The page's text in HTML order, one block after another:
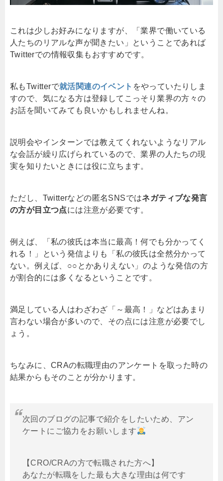
これは少しお好みになりますが、「業界で働いている
人たちのリアルな声が聞きたい」ということであれば
Twitterでの情報収集もおすすめです。
私もTwitterで就活関連のイベント をやっていたりしま
すので、気になる方は登録してこっそり業界の方々の
お話を聞いてみても良いかもしれませんね。
説明会やインターンでは教えてくれないようなリアル
な会話が繰り広げられているので、業界の人たちの現
実を知りたいときには役に立ちます。
ただし、Twitterなどの匿名SNSではネガティブな発言
の方が目立つ点には注意が必要です。
例えば、「私の彼氏は本当に最高！何でも分かってく
れる！」という発信よりも「私の彼氏は全然分かって
ない。例えば、○○とかありえない」のような発信の方
が割合的には多くなるということです。
満足している人はわざわざ「～最高！」などはあまり
言わない場合が多いので、その点には注意が必要でし
ょう。
ちなみに、CRAの転職理由のアンケートを取った時の
結果からもそのことが分かります。
次回のブログの記事で紹介をしたいため、アン
ケートにご協力をお願いします
【CRO/CRAの方で転職された方へ】
あなたが転職をした最も大きな理由は何です